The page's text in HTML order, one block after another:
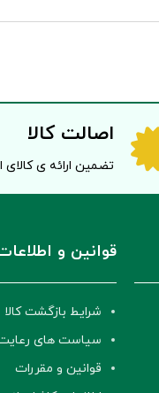
اصالت کالا
تضمین ارائه ی
قوانین و
شرایط بازگشت کالا
سیاست های
قوانین و مقررات